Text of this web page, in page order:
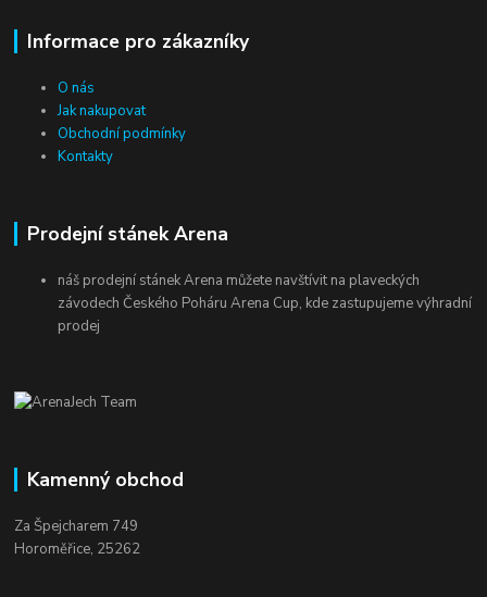
Informace pro zákazníky
O nás
Jak nakupovat
Obchodní podmínky
Kontakty
Prodejní stánek Arena
náš prodejní stánek Arena můžete navštívit na plaveckých
závodech Českého Poháru Arena Cup, kde zastupujeme výhradní
prodej
Kamenný obchod
Za Špejcharem 749
Horoměřice, 25262